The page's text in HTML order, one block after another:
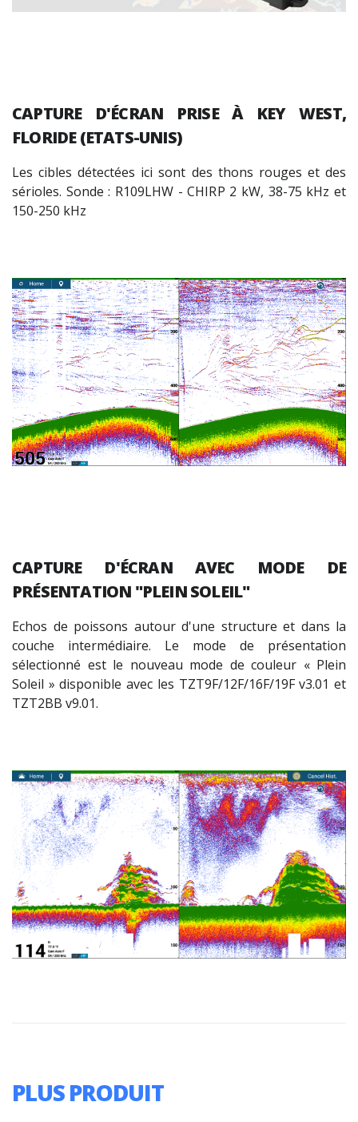
CAPTURE D'ÉCRAN PRISE À KEY WEST,
FLORIDE (ETATS-UNIS)
Les cibles détectées ici sont des thons rouges et des
sérioles. Sonde : R109LHW - CHIRP 2 kW, 38-75 kHz et
150-250 kHz
CAPTURE D'ÉCRAN AVEC MODE DE
PRÉSENTATION "PLEIN SOLEIL"
Echos de poissons autour d'une structure et dans la
couche intermédiaire. Le mode de présentation
sélectionné est le nouveau mode de couleur « Plein
Soleil » disponible avec les TZT9F/12F/16F/19F v3.01 et
TZT2BB v9.01.
PLUS PRODUIT